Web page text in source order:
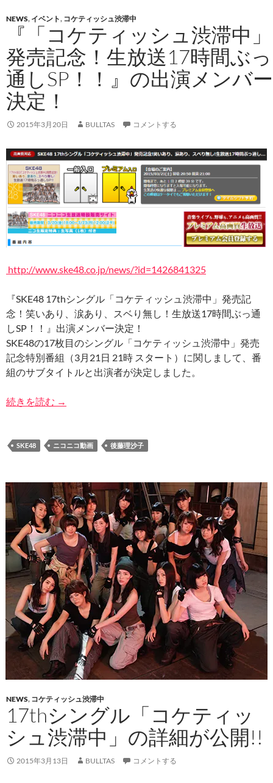
NEWS, イベント, コケティッシュ渋滞中
『「コケティッシュ渋滞中」
発売記念！生放送17時間ぶっ
通しSP！！』の出演メンバー
決定！
2015年3月20日 BULLTAS コメントする
http://www.ske48.co.jp/news/?id=1426841325
『SKE48 17thシングル「コケティッシュ渋滞中」発売記
念！笑いあり、涙あり、スベり無し！生放送17時間ぶっ通
しSP！！』出演メンバー決定！
SKE48の17枚目のシングル「コケティッシュ渋滞中」発売
記念特別番組（3月21日 21時 スタート）に関しまして、番
組のサブタイトルと出演者が決定しました。
続きを読む 『「コケティッシュ渋滞中」発売記念！生放送
→
SKE48 ニコニコ動画 後藤理沙子
NEWS, コケティッシュ渋滞中
17thシングル「コケティッ
シュ渋滞中」の詳細が公開!!
2015年3月13日 BULLTAS コメントする